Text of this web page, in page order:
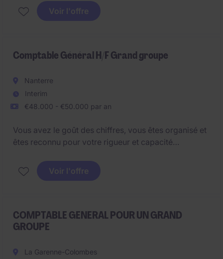
Il s'agit d'un poste en interim de 3 mois / ou CDD.
Voir l'offre
Comptable Général H/F Grand groupe
Nanterre
Interim
€48.000 - €50.000 par an
Vous avez le goût des chiffres, vous êtes organisé et
êtes reconnu pour votre rigueur et capacité
Alors n'hésitez pas et rejoignez notre client, un
Voir l'offre
COMPTABLE GENERAL POUR UN GRAND
GROUPE
La Garenne-Colombes